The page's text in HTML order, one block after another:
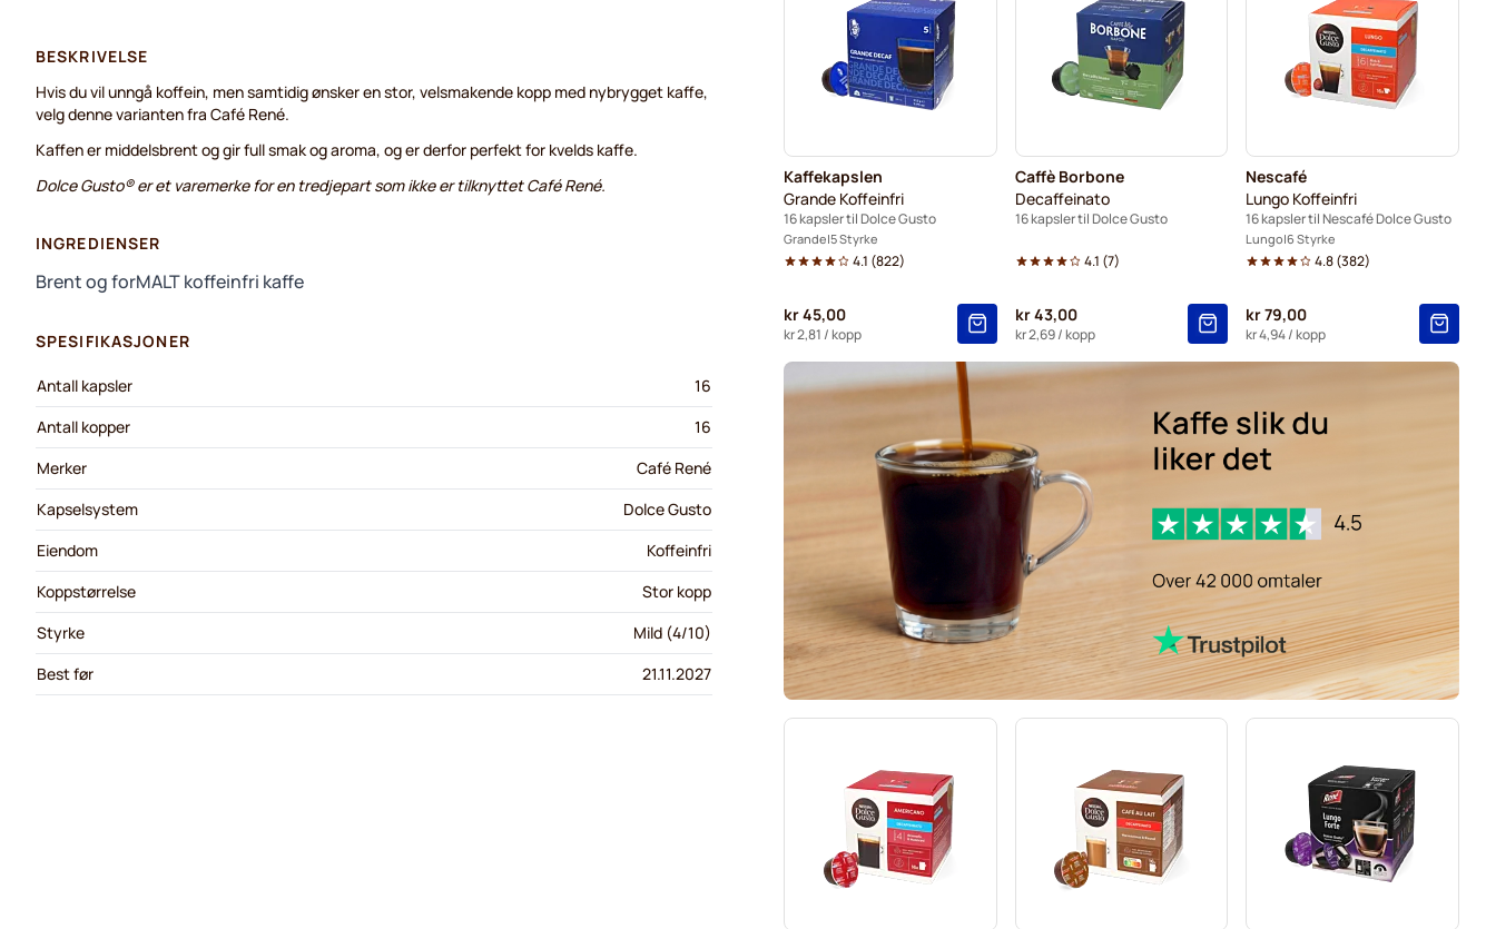
Starbucks® Grande kaffekapsler for Dolce Gusto
Kaffekapslen
Grande Koffeinfri
16 kapsler til Dolce Gusto
Grande 5 Styrke
4.1 (822)
kr 45,00
kr 2,81 / kopp
Caffè Borbone
Decaffeinato
16 kapsler til Dolce Gusto
4.1 (7)
kr 43,00
kr 2,69/ kopp
Nescafé
Lungo Koffeinfri
16 kapsler til Nescafé Dolce Gusto
Lungo 6 Styrke
4.8(382)
kr 79,00
kr 4,94/ kopp
BESKRIVELSE
Hvis du vil unngå koffein, men samtidig ønsker en stor, velsmakende kopp med nybrygget kaffe,
velg denne varianten fra Café René.
Kaffen er middelsbrent og gir full smak og aroma, og er derfor perfekt for kvelds kaffe.
Dolce Gusto® er et varemerke for en tredjepart som ikke er tilknyttet Café René.
INGREDIENSER
Brent og forMALT koffeinfri kaffe
SPESIFIKASJONER
Antall kapsler
16
Antall kopper
16
Merker
Café René
Kapselsystem
Dolce Gusto
Eiendom
Koffeinfri
Koppstørrelse
Stor kopp
Styrke
Mild (4/10)
Best før
21.11.2027